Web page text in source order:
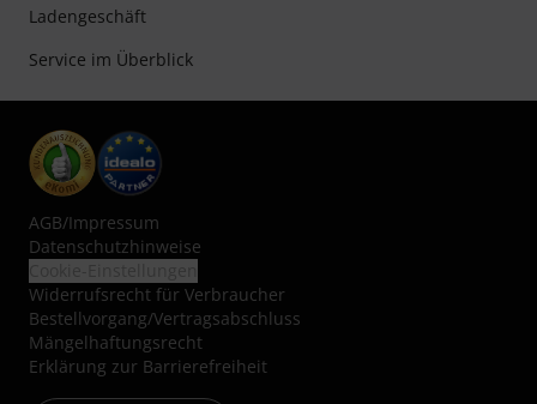
Ladengeschäft
Service im Überblick
AGB/Impressum
Datenschutzhinweise
Widerrufsrecht für Verbraucher
Bestellvorgang/Vertragsabschluss
Mängelhaftungsrecht
Erklärung zur Barrierefreiheit